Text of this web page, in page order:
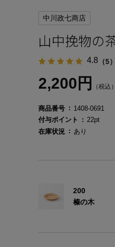
中川政七商店
山中挽物の
4.8 （5）
2,200円 （税込）
商品番号
1408-0691
付与ポイント
22pt
在庫状況
あり
200
榛の木